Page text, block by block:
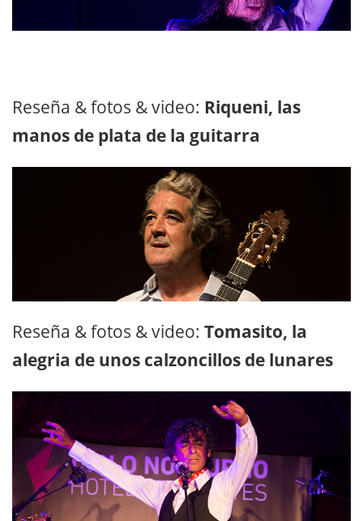
Reseña & fotos & video: Riqueni, las
manos de plata de la guitarra
Reseña & fotos & video: Tomasito, la
alegria de unos calzoncillos de lunares